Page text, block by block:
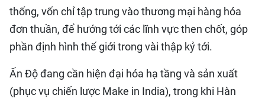
thống, vốn chỉ tập trung vào thương mại hàng hóa
đơn thuần, để hướng tới các lĩnh vực then chốt, góp
phần định hình thế giới trong vài thập kỷ tới.
Ấn Độ đang cần hiện đại hóa hạ tầng và sản xuất
(phục vụ chiến lược Make in India), trong khi Hàn